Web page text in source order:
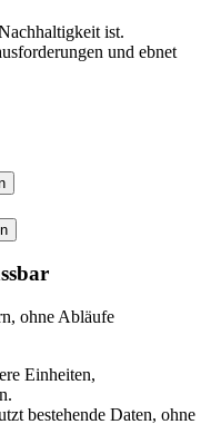
ist.
und ebnet
ohne Abläufe
Einheiten,
bestehende Daten, ohne